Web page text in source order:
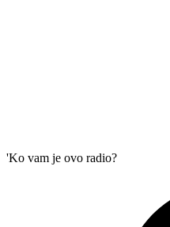
'Ko vam je ovo radio?